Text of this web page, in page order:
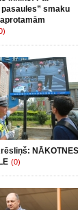
smaku
NĀKOTNES
(0)